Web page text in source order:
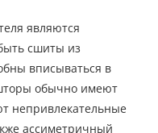
являются
сшиты из
вписываться в
обычно имеют
непривлекательные
ассиметричный